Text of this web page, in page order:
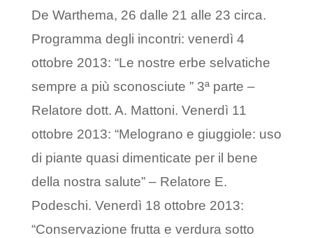
De Warthema, 26 dalle 21 alle 23 circa.
Programma degli incontri: venerdì 4
ottobre 2013: “Le nostre erbe selvatiche
sempre a più sconosciute ” 3ª parte –
Relatore dott. A. Mattoni. Venerdì 11
ottobre 2013: “Melograno e giuggiole: uso
di piante quasi dimenticate per il bene
della nostra salute” – Relatore E.
Podeschi. Venerdì 18 ottobre 2013:
“Conservazione frutta e verdura sotto